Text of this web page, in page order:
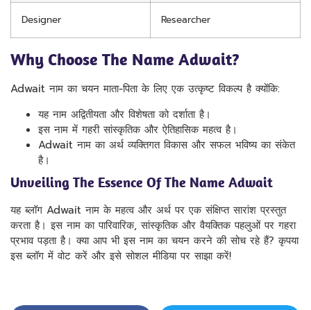
Designer Researcher
Why Choose The Name Adwait?
Adwait नाम का चयन माता-पिता के लिए एक उत्कृष्ट विकल्प है क्योंकि:
यह नाम अद्वितीयता और विशेषता को दर्शाता है।
इस नाम में गहरी सांस्कृतिक और ऐतिहासिक महत्व है।
Adwait नाम का अर्थ व्यक्तिगत विकास और सफल भविष्य का संकेत
है।
Unveiling The Essence Of The Name Adwait
यह ब्लॉग Adwait नाम के महत्व और अर्थ पर एक संक्षिप्त सारांश प्रस्तुत
करता है। इस नाम का पारिवारिक, सांस्कृतिक और वैयक्तिक पहलुओं पर गहरा
प्रभाव पड़ता है। क्या आप भी इस नाम का चयन करने की सोच रहे हैं? कृपया
इस ब्लॉग में वोट करें और इसे सोशल मीडिया पर साझा करें!